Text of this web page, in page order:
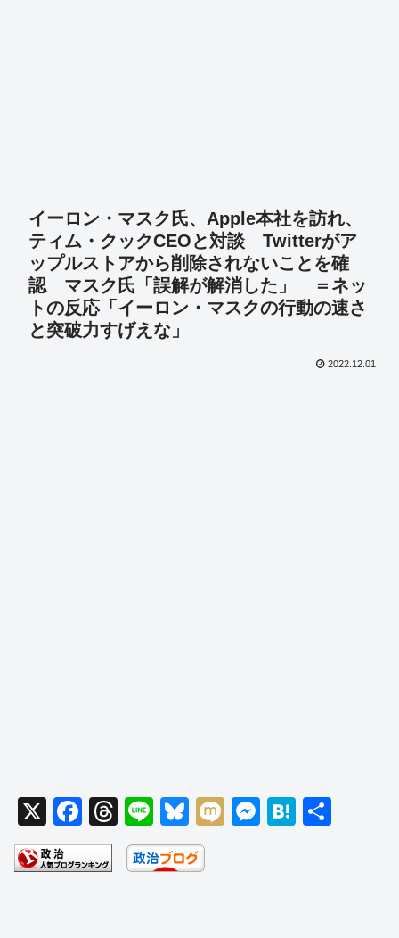
イーロン・マスク氏、Apple本社を訪れ、
ティム・クックCEOと対談 Twitterがア
ップルストアから削除されないことを確
認 マスク氏「誤解が解消した」 ＝ネッ
トの反応「イーロン・マスクの行動の速さ
と突破力すげえな」
2022.12.01
X
F
a
c
T
hr
e
Li
n
e
Bl
u
e
M
M
H